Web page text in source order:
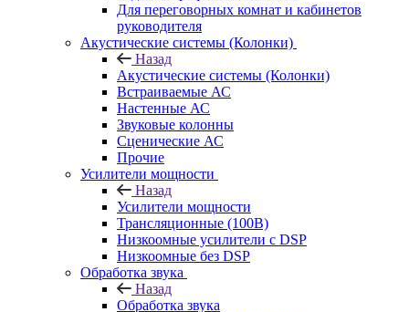
Для переговорных комнат и кабинетов
руководителя
Акустические системы (Колонки)
Назад
Акустические системы (Колонки)
Встраиваемые АС
Настенные АС
Звуковые колонны
Сценические АС
Прочие
Усилители мощности
Назад
Усилители мощности
Трансляционные (100В)
Низкоомные усилители с DSP
Низкоомные без DSP
Обработка звука
Назад
Обработка звука